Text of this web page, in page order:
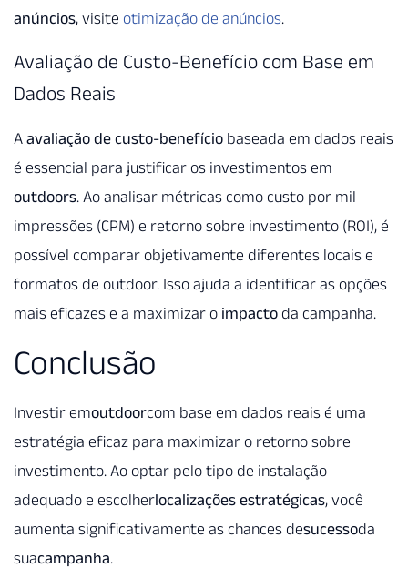
anúncios, visite otimização de anúncios.
Avaliação de Custo-Benefício com Base em
Dados Reais
A avaliação de custo-benefício baseada em dados reais
é essencial para justificar os investimentos em
outdoors. Ao analisar métricas como custo por mil
impressões (CPM) e retorno sobre investimento (ROI), é
possível comparar objetivamente diferentes locais e
formatos de outdoor. Isso ajuda a identificar as opções
mais eficazes e a maximizar o impacto da campanha.
Conclusão
Investir emoutdoorcom base em dados reais é uma
estratégia eficaz para maximizar o retorno sobre
investimento. Ao optar pelo tipo de instalação
adequado e escolherlocalizações estratégicas, você
aumenta significativamente as chances desucessoda
suacampanha.